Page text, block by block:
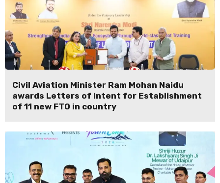
Civil Aviation Minister Ram Mohan Naidu
awards Letters of Intent for Establishment
of 11 new FTO in country